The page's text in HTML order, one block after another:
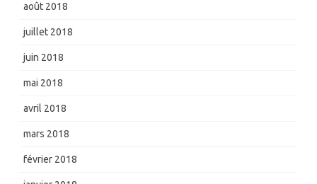
août 2018
juillet 2018
juin 2018
mai 2018
avril 2018
mars 2018
février 2018